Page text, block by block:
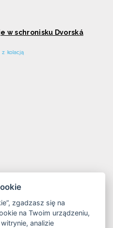
w schronisku Dvorská
z kolacją
zgadzasz się na
na Twoim urządzeniu,
analizie